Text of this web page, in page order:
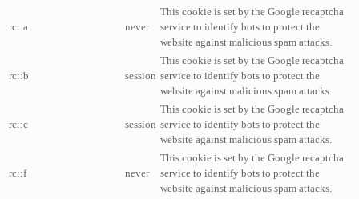
rc::a never
This cookie is set by the Google recaptcha
service to identify bots to protect the
website against malicious spam attacks.
rc::b session
This cookie is set by the Google recaptcha
service to identify bots to protect the
website against malicious spam attacks.
rc::c session
This cookie is set by the Google recaptcha
service to identify bots to protect the
website against malicious spam attacks.
rc::f never
This cookie is set by the Google recaptcha
service to identify bots to protect the
website against malicious spam attacks.